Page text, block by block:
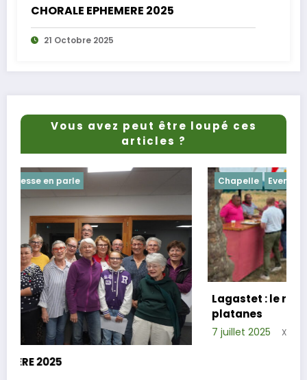
CHORALE EPHEMERE 2025
21 Octobre 2025
Vous avez peut être loupé ces
articles ?
Chapelle
Lagastet : le repas champêtre réussi
platanes
7 juillet 2025 Xavier D.